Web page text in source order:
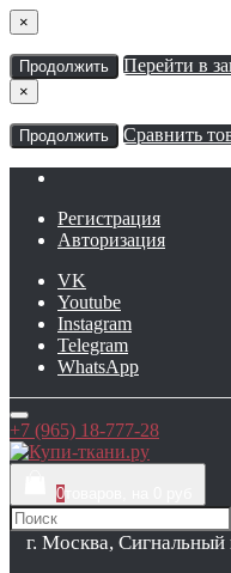
×
Продолжить Перейти в
×
Продолжить Сравнить
Регистрация
Авторизация
VK
Youtube
Instagram
Telegram
WhatsApp
+7 (965) 18-777-28
0
г. Москва, Сигнальный